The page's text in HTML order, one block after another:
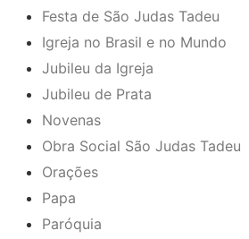
Festa de São Judas Tadeu
Igreja no Brasil e no Mundo
Jubileu da Igreja
Jubileu de Prata
Novenas
Obra Social São Judas Tadeu
Orações
Papa
Paróquia